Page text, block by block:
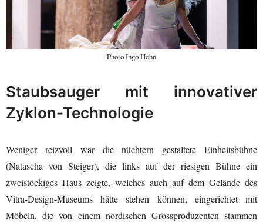
Photo Ingo Höhn
Staubsauger mit innovativer
Zyklon-Technologie
Weniger reizvoll war die nüchtern gestaltete Einheitsbühne
(Natascha von Steiger), die links auf der riesigen Bühne ein
zweistöckiges Haus zeigte, welches auch auf dem Gelände des
Vitra-Design-Museums hätte stehen können, eingerichtet mit
Möbeln, die von einem nordischen Grossproduzenten stammen